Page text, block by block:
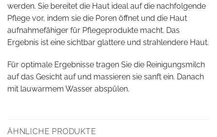
werden. Sie bereitet die Haut ideal auf die nachfolgende
Pflege vor, indem sie die Poren öffnet und die Haut
aufnahmefähiger für Pflegeprodukte macht. Das
Ergebnis ist eine sichtbar glattere und strahlendere Haut.
Für optimale Ergebnisse tragen Sie die Reinigungsmilch
auf das Gesicht auf und massieren sie sanft ein. Danach
mit lauwarmem Wasser abspülen.
ÄHNLICHE PRODUKTE